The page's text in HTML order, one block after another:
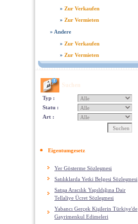
» Zur Verkaufen
» Zur Vermieten
» Andere
» Zur Verkaufen
» Zur Vermieten
Suchen
Typ :
Statu :
Art :
Eigentumgesetz
Yer Gösterme Sözleşmesi
Satılıklarda Yetki Belgesi Sözleşmesi
Satışa Aracılık Yapıldığına Dair
Tellaliye Ücret Sözleşmesi
Yabancı Gerçek Kişilerin Türkiye'de
Gayrimenkul Edimeleri